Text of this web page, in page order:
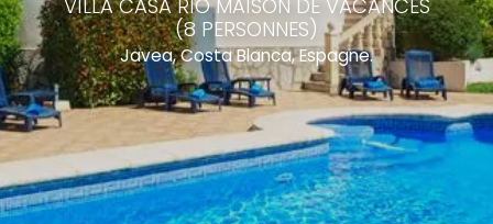
VILLA CASA RIO MAISON DE VACANCES
(8 PERSONNES)
Javea, Costa Blanca, Espagne.